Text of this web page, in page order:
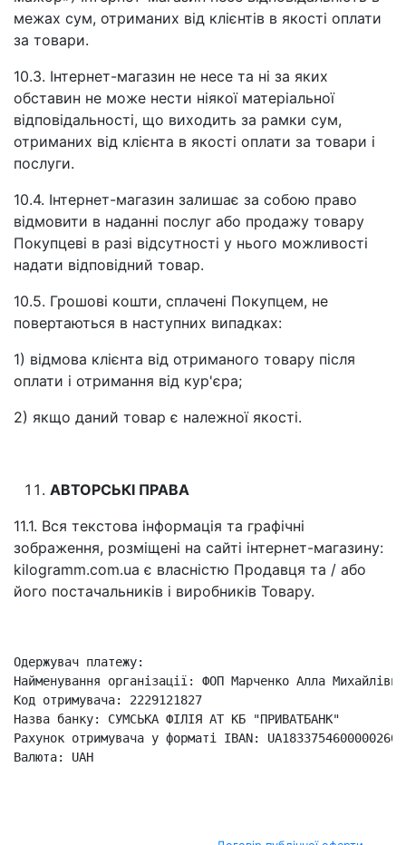
межах сум, отриманих від клієнтів в якості оплати
за товари.
10.3. Інтернет-магазин не несе та ні за яких
обставин не може нести ніякої матеріальної
відповідальності, що виходить за рамки сум,
отриманих від клієнта в якості оплати за товари і
послуги.
10.4. Інтернет-магазин залишає за собою право
відмовити в наданні послуг або продажу товару
Покупцеві в разі відсутності у нього можливості
надати відповідний товар.
10.5. Грошові кошти, сплачені Покупцем, не
повертаються в наступних випадках:
1) відмова клієнта від отриманого товару після
оплати і отримання від кур'єра;
2) якщо даний товар є належної якості.
АВТОРСЬКІ ПРАВА
11.1. Вся текстова інформація та графічні
зображення, розміщені на сайті інтернет-магазину:
kilogramm.com.ua є власністю Продавця та / або
його постачальників і виробників Товару.
Одержувач платежу:
Найменування організації: ФОП Марченко Алла Михайлівна
Код отримувача: 2229121827
Назва банку: СУМСЬКА ФIЛIЯ АТ КБ "ПРИВАТБАНК"
Рахунок отримувача у форматі IBAN:
Валюта: UAH